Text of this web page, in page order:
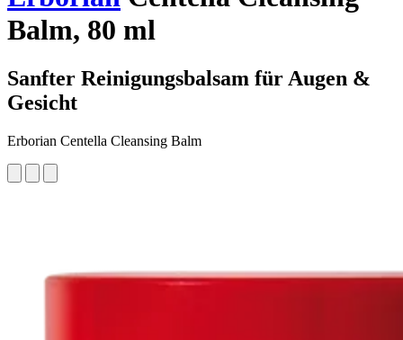
Balm, 80 ml
Sanfter Reinigungsbalsam für Augen &
Gesicht
Erborian Centella Cleansing Balm